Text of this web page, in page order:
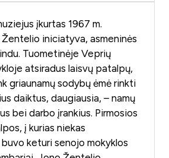
įkurtas 1967 m.
iniciatyva, asmeninės
Tuometinėje Veprių
atsiradus laisvų patalpų,
griaunamų sodybų ėmė rinkti
daiktus, daugiausia, – namų
bei darbo įrankius. Pirmosios
į kurias niekas
keturi senojo mokyklos